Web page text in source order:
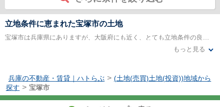
立地条件に恵まれた宝塚市の土地
宝塚市は兵庫県にありますが、大阪府にも近く、とても立地条件の良い土地です。 私鉄やJRの交通機関が充実していて、大阪市や神戸市など阪神間の主要都市に出向くのに苦労しません。始発で座って乗車できるため通勤通学の負担が少なく、早くからこれらの地域のベットタウンとして宅地開発が進められてきました。 このように子育て世帯に人気のある地域ですが、セレブや有名人にも好まれており、多くの高級住宅地を有する地域としても知られています。
宝塚市は六甲山や長尾山に囲まれた立地で、川や温泉地も多く、自然に恵まれた落ち着いた環境です。 古墳時代からの歴史があって神社仏閣も多く、更には宝塚市が生んだ世界的に有名な漫画家の記念館や、歌劇団の本拠地があります。歌劇団の大劇場では、毎年100万人以上の観客を動員するミュージカル公演を開催していて、文化面でも充実しています。 ハイキングコースやレジャースポットも多く、夏には100年の歴史を持つ花火大会も開催されていて、住み心地のよい土地です。
もっと見る
兵庫の不動産・賃貸｜ハトらぶ > (土地(売買)土地(投資))地域から
探す > 宝塚市